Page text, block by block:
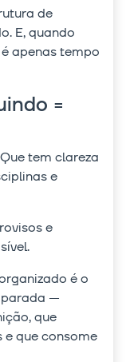
de
E, quando
apenas tempo
=
tem clareza
e
e
é o
—
que
e que consome